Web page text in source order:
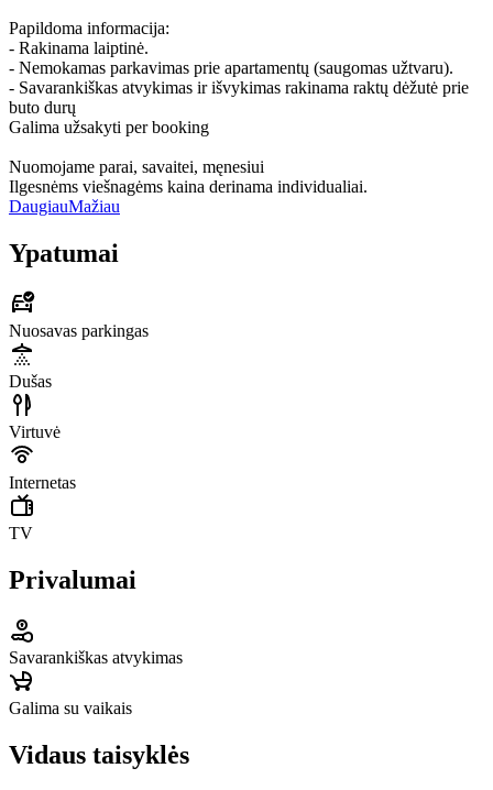
Papildoma informacija:
- Rakinama laiptinė.
- Nemokamas parkavimas prie apartamentų (saugomas užtvaru).
- Savarankiškas atvykimas ir išvykimas rakinama raktų dėžutė prie
buto durų
Galima užsakyti per booking
Nuomojame parai, savaitei, męnesiui
Ilgesnėms viešnagėms kaina derinama individualiai.
DaugiauMažiau
Ypatumai
Nuosavas parkingas
Dušas
Virtuvė
Internetas
TV
Privalumai
Savarankiškas atvykimas
Galima su vaikais
Vidaus taisyklės